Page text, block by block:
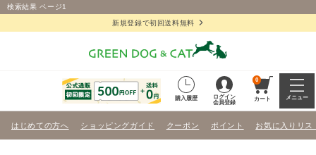
検索結果 ページ1
新規登録で初回送料無料
購入履歴
ログイン
会員登録
0
カート メニュー
はじめての方へ ショッピングガイド クーポン ポイント お気に入りリス